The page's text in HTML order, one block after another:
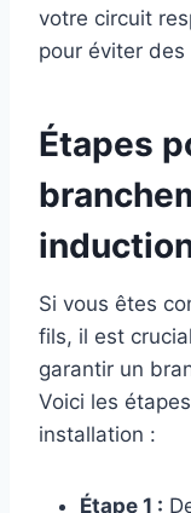
votre circuit
pour éviter
Étapes
Si vous êtes
fils, il est
garantir un
Voici les
installation :
Étape 1 :